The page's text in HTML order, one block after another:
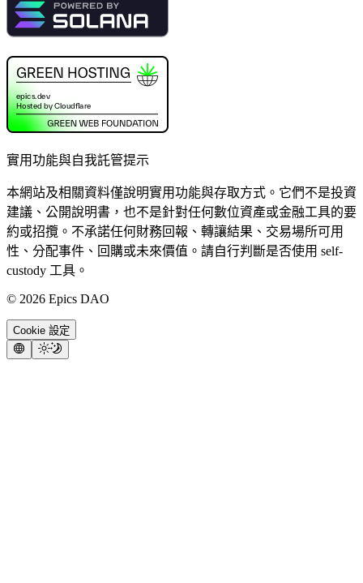
實用功能與自我託管提示
本網站及相關資料僅說明實用功能與存取方式。它們不是投資
建議、公開說明書，也不是針對任何數位資產或金融工具的要
約或招攬。不承諾任何財務回報、轉讓結果、交易場所可用
性、分配事件、回購或未來價值。請自行判斷是否使用 self-
custody 工具。
© 2026 Epics DAO
Cookie 設定